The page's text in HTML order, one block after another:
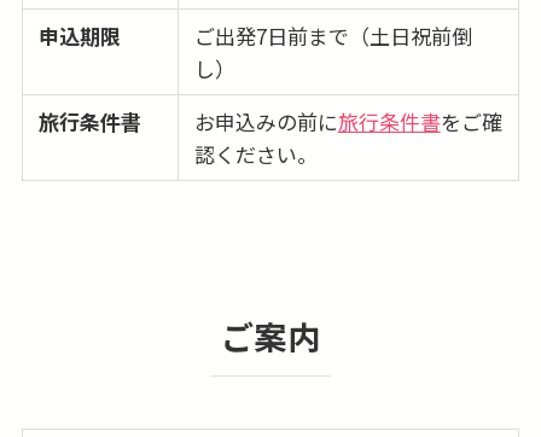
申込期限
ご出発7日前まで（土日祝前倒
し）
旅行条件書
お申込みの前に旅行条件書をご確
認ください。
ご案内